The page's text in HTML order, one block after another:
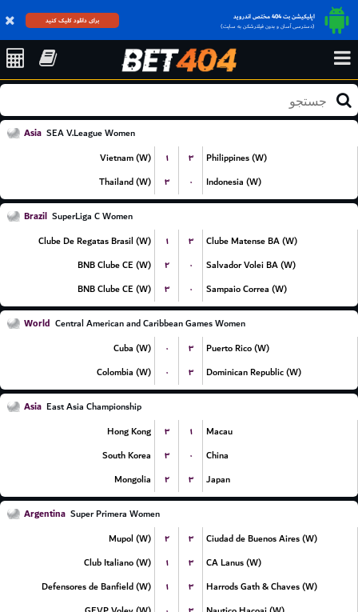
اپلیکیشن بت 404 مختص اندروید
(دسترسی آسان و بدون فیلترشکن به سایت)
برای دانلود کلیک کنید
Asia SEA V.League Women
Vietnam (W)
۱ ۳
Philippines (W)
Thailand (W)
۳ ۰ Indonesia (W)
Brazil SuperLiga C Women
Clube De Regatas Brasil (W)
۱ ۳
Clube Matense BA (W)
BNB Clube CE (W)
۲ ۰
Salvador Volei BA (W)
BNB Clube CE (W)
۳ ۰ Sampaio Correa (W)
World Central American and Caribbean Games Women
Cuba (W)
۰ ۳
Puerto Rico (W)
Colombia (W)
۰ ۳ Dominican Republic (W)
Asia East Asia Championship
Hong Kong
۳ ۱
Macau
South Korea
۳ ۰
China
Mongolia
۲ ۳ Japan
Argentina Super Primera Women
Mupol (W)
۲ ۳
Ciudad de Buenos Aires (W)
Club Italiano (W)
۱ ۳
CA Lanus (W)
Defensores de Banfield (W)
۱ ۳
Harrods Gath & Chaves (W)